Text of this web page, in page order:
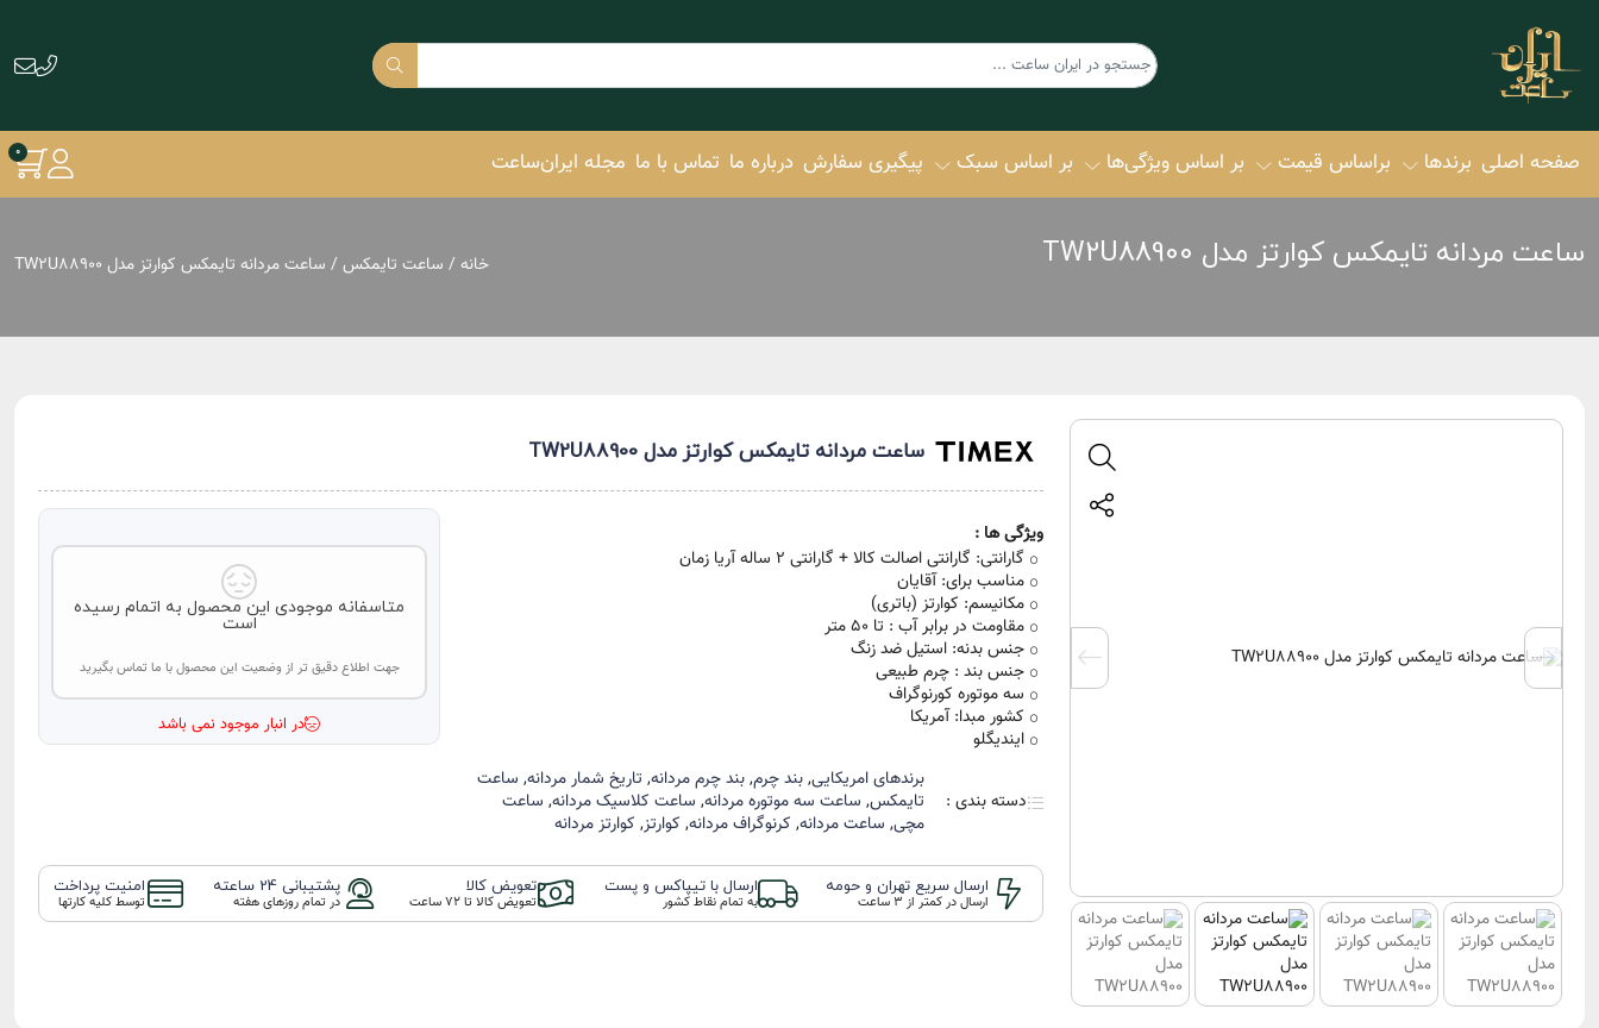
صفحه اصلی برندها
رومر Roamer
کلودبرنارد
Claude Bernard
جگوار Jaguar
جی اف فره GF Ferre
بلنک‌‌پین سواچ
Blancpain x Swatch
سالواتور فراگامو
Salvatore Ferragamo
▪ کالکشن Collection
▪ اکودرایو EcoDrive
▪ پرومستر Promaster
▪ سویوسا TSUYOSA
▪ سیتیزن ال Citizen L
Series
کاسیو CASIO
▪ پروترک PRO TREK
▪ جی شاک G Shock
کیو اند کیو Q&Q
لاکسمی Laxmi
کرست Crest
رویال کرون
Royal Crown
کلوین‌کلاین
Calvin Klein
زینوو ZINVO
Just Cavalli
پلیس Police
لوسین‌ روشا
Lucien Rochat
پیکتو PICTO
اسلازنجر slazenger
مایکل تامی
براساس قیمت بر اساس ویژگی‌ها بر اساس سبک پیگیری سفارش درباره ما تماس با ما مجله ایران‌ساعت
ساعت مردانه تایمکس کوارتز مدل TW2U88900 خانه / ساعت تایمکس / ساعت مردانه تایمکس کوارتز مدل TW2U88900
ساعت مردانه تایمکس کوارتز مدل TW2U88900
ویژگی ها :
گارانتی: گارانتی اصالت کالا + گارانتی 2 ساله آریا زمان
مناسب برای: آقایان
مکانیسم: کوارتز (باتری)
مقاومت در برابر آب : تا 50 متر
جنس بدنه: استیل ضد زنگ
جنس بند : چرم طبیعی
سه موتوره کورنوگراف
کشور مبدا: آمریکا
ایندیگلو
دسته بندی :
برند‌های امریکایی,بند چرم,بند چرم مردانه, تاریخ شمار مردانه, ساعت
تایمکس, ساعت سه موتوره مردانه, ساعت کلاسیک مردانه, ساعت
مچی, ساعت مردانه, کرنوگراف مردانه, کوارتز, کوارتز مردانه
متاسفانه موجودی این محصول به اتمام رسیده
است
جهت اطلاع دقیق تر از وضعیت این محصول با ما تماس بگیرید
در انبار موجود نمی باشد
ارسال سریع تهران و حومه
ارسال در کمتر از 3 ساعت
ارسال با تیپاکس و پست
به تمام نقاط کشور
تعویض کالا
تعویض کالا تا ۷۲ ساعت
پشتیبانی 24 ساعته
در تمام روزهای هفته
امنیت پرداخت
توسط کلیه کارتها